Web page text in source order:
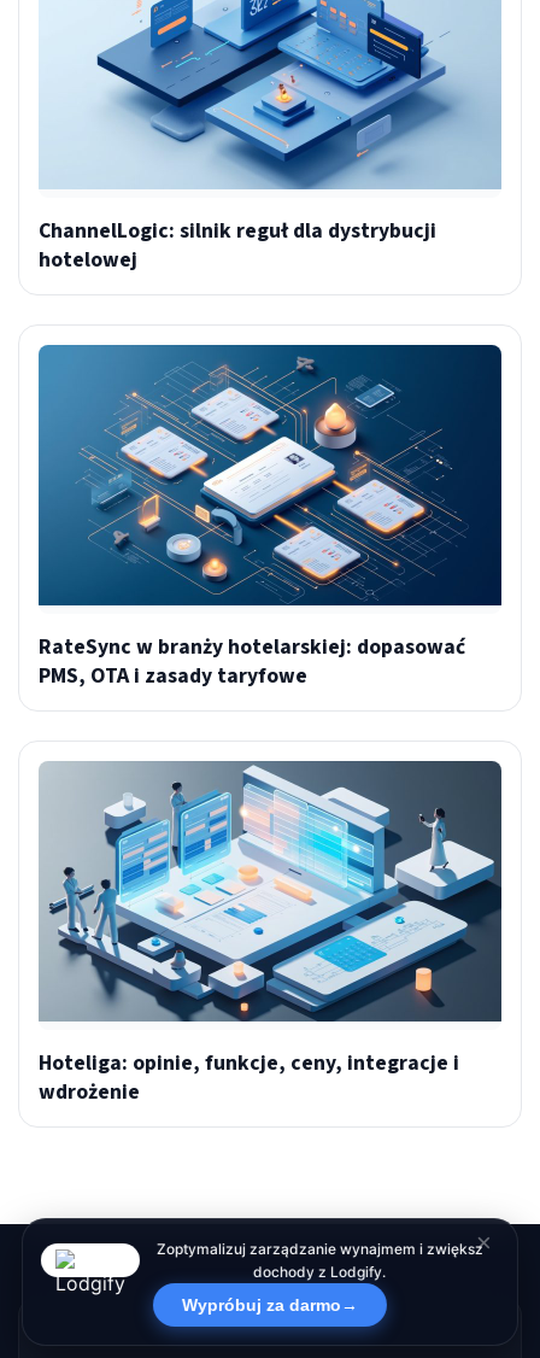
Zoptymalizuj zarządzanie wynajmem i zwiększ
dochody z Lodgify.
Wypróbuj za darmo→
×
ChannelLogic: silnik reguł dla dystrybucji
hotelowej
RateSync w branży hotelarskiej: dopasować
PMS, OTA i zasady taryfowe
Hoteliga: opinie, funkcje, ceny, integracje i
wdrożenie